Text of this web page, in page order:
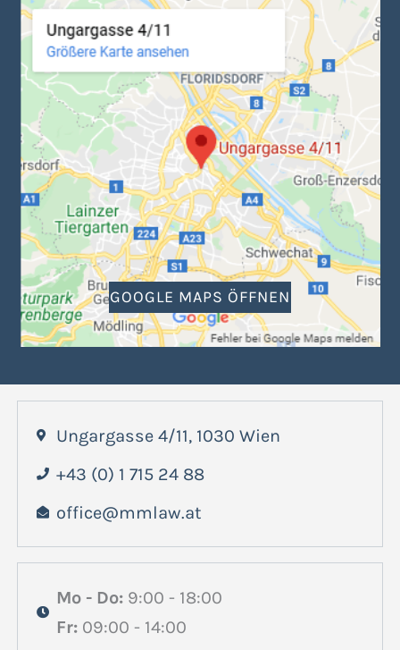
GOOGLE MAPS ÖFFNEN
Ungargasse 4/11, 1030 Wien
+43 (0) 1 715 24 88
office@mmlaw.at
Mo - Do: 9:00 - 18:00
Fr: 09:00 - 14:00